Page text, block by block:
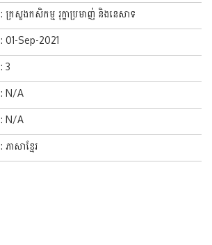
: ក្រសួងកសិកម្ម រុក្ខាប្រមាញ់ និងនេសាទ
: 01-Sep-2021
: 3
: N/A
: N/A
: ភាសាខ្មែរ